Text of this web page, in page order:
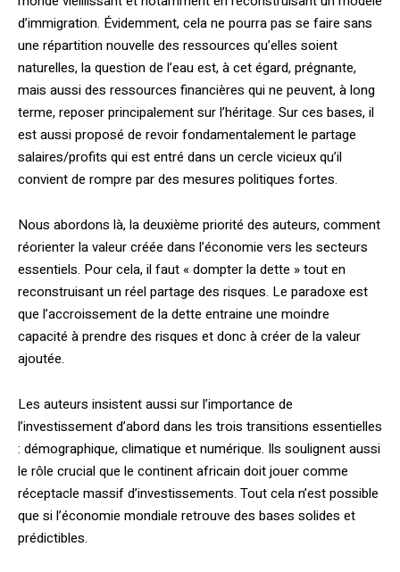
d’immigration. Évidemment, cela ne pourra pas se faire sans
une répartition nouvelle des ressources qu’elles soient
naturelles, la question de l’eau est, à cet égard, prégnante,
mais aussi des ressources financières qui ne peuvent, à long
terme, reposer principalement sur l’héritage. Sur ces bases, il
est aussi proposé de revoir fondamentalement le partage
salaires/profits qui est entré dans un cercle vicieux qu’il
convient de rompre par des mesures politiques fortes.
Nous abordons là, la deuxième priorité des auteurs, comment
réorienter la valeur créée dans l’économie vers les secteurs
essentiels. Pour cela, il faut « dompter la dette » tout en
reconstruisant un réel partage des risques. Le paradoxe est
que l’accroissement de la dette entraine une moindre
capacité à prendre des risques et donc à créer de la valeur
ajoutée.
Les auteurs insistent aussi sur l’importance de
l’investissement d’abord dans les trois transitions essentielles
: démographique, climatique et numérique. Ils soulignent aussi
le rôle crucial que le continent africain doit jouer comme
réceptacle massif d’investissements. Tout cela n’est possible
que si l’économie mondiale retrouve des bases solides et
prédictibles.